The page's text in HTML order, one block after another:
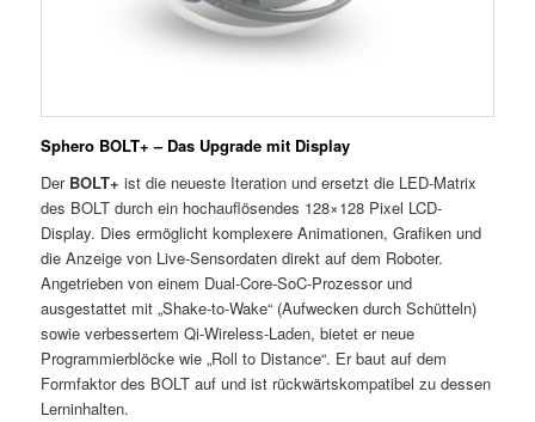
Sphero BOLT+ – Das Upgrade mit Display
Der BOLT+ ist die neueste Iteration und ersetzt die LED-Matrix
des BOLT durch ein hochauflösendes 128×128 Pixel LCD-
Display. Dies ermöglicht komplexere Animationen, Grafiken und
die Anzeige von Live-Sensordaten direkt auf dem Roboter.
Angetrieben von einem Dual-Core-SoC-Prozessor und
ausgestattet mit „Shake-to-Wake“ (Aufwecken durch Schütteln)
sowie verbessertem Qi-Wireless-Laden, bietet er neue
Programmierblöcke wie „Roll to Distance“. Er baut auf dem
Formfaktor des BOLT auf und ist rückwärtskompatibel zu dessen
Lerninhalten.